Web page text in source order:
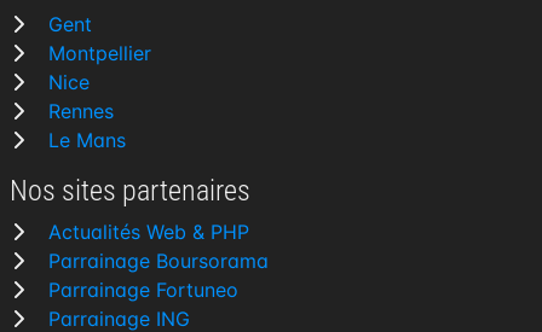
Gent
Montpellier
Nice
Rennes
Le Mans
Nos sites partenaires
Actualités Web & PHP
Parrainage Boursorama
Parrainage Fortuneo
Parrainage ING